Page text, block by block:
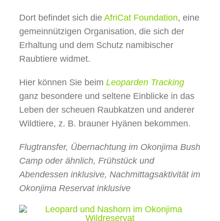
Dort befindet sich die AfriCat Foundation, eine
gemeinnützigen Organisation, die sich der
Erhaltung und dem Schutz namibischer
Raubtiere widmet.
Hier können Sie beim Leoparden Tracking
ganz besondere und seltene Einblicke in das
Leben der scheuen Raubkatzen und anderer
Wildtiere, z. B. brauner Hyänen bekommen.
Flugtransfer, Übernachtung im Okonjima Bush
Camp oder ähnlich, Frühstück und
Abendessen inklusive, Nachmittagsaktivität im
Okonjima Reservat inklusive